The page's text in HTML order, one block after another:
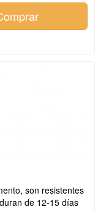
son resistentes
de 12-15 días